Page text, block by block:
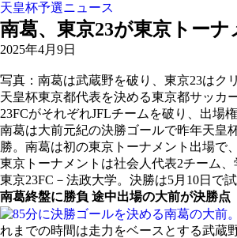
天皇杯予選ニュース
南葛、東京23が東京トー
2025年4月9日
写真：南葛は武蔵野を破り、東京23はク
天皇杯東京都代表を決める東京都サッカ
23FCがそれぞれJFLチームを破り、出場
南葛は大前元紀の決勝ゴールで昨年天皇
勝。南葛は初の東京トーナメント出場で
東京トーナメントは社会人代表2チーム
東京23FC－法政大学。決勝は5月10日で
南葛終盤に勝負 途中出場の大前が決勝点
れまでの時間は走力をベースとする武蔵